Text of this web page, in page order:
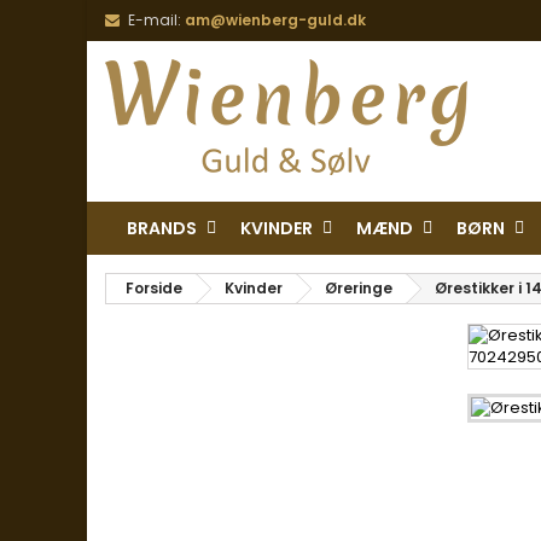
E-mail: am@wienberg-guld.dk
BRANDS KVINDER MÆND BØRN
Forside Kvinder Øreringe Ørestikker i